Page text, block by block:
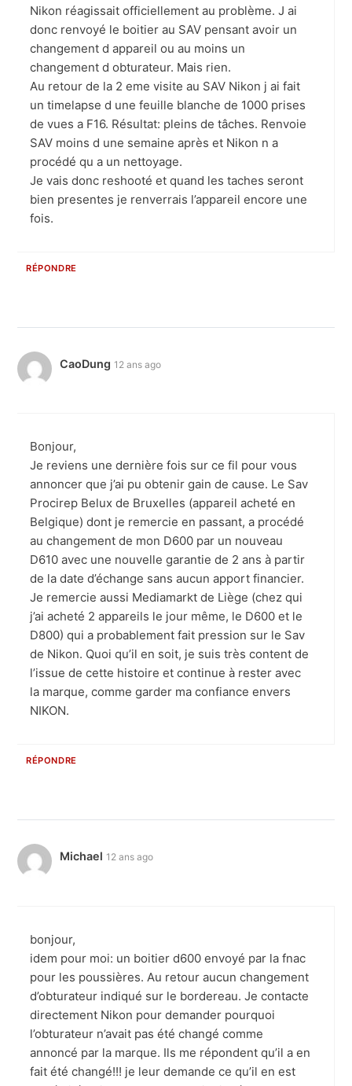
Nikon réagissait officiellement au problème. J ai
donc renvoyé le boitier au SAV pensant avoir un
changement d appareil ou au moins un
changement d obturateur. Mais rien.
Au retour de la 2 eme visite au SAV Nikon j ai fait
un timelapse d une feuille blanche de 1000 prises
de vues a F16. Résultat: pleins de tâches. Renvoie
SAV moins d une semaine après et Nikon n a
procédé qu a un nettoyage.
Je vais donc reshooté et quand les taches seront
bien presentes je renverrais l’appareil encore une
fois.
RÉPONDRE
CaoDung 12 ans ago
Bonjour,
Je reviens une dernière fois sur ce fil pour vous
annoncer que j’ai pu obtenir gain de cause. Le Sav
Procirep Belux de Bruxelles (appareil acheté en
Belgique) dont je remercie en passant, a procédé
au changement de mon D600 par un nouveau
D610 avec une nouvelle garantie de 2 ans à partir
de la date d’échange sans aucun apport financier.
Je remercie aussi Mediamarkt de Liège (chez qui
j’ai acheté 2 appareils le jour même, le D600 et le
D800) qui a probablement fait pression sur le Sav
de Nikon. Quoi qu’il en soit, je suis très content de
l’issue de cette histoire et continue à rester avec
la marque, comme garder ma confiance envers
NIKON.
RÉPONDRE
Michael 12 ans ago
bonjour,
idem pour moi: un boitier d600 envoyé par la fnac
pour les poussières. Au retour aucun changement
d’obturateur indiqué sur le bordereau. Je contacte
directement Nikon pour demander pourquoi
l’obturateur n’avait pas été changé comme
annoncé par la marque. Ils me répondent qu’il a en
fait été changé!!! je leur demande ce qu’il en est